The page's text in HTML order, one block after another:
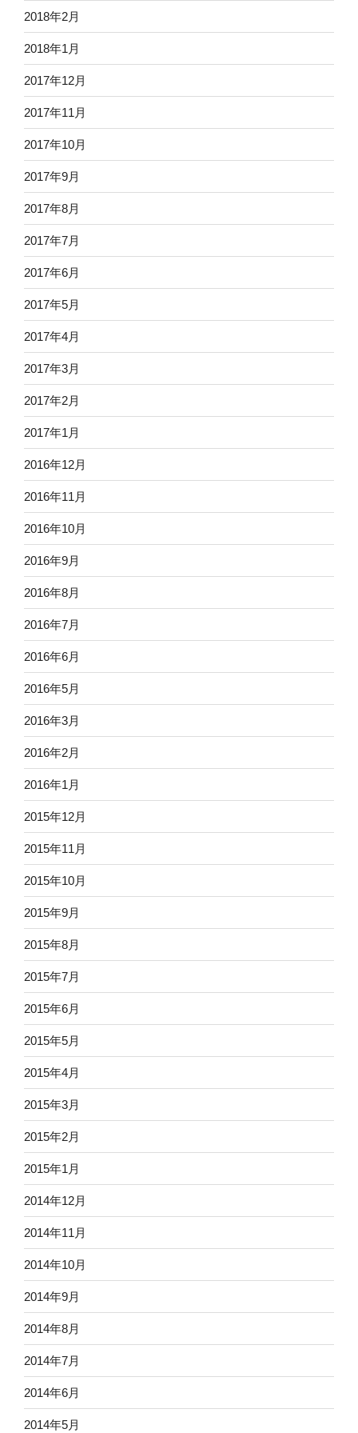
2018年2月
2018年1月
2017年12月
2017年11月
2017年10月
2017年9月
2017年8月
2017年7月
2017年6月
2017年5月
2017年4月
2017年3月
2017年2月
2017年1月
2016年12月
2016年11月
2016年10月
2016年9月
2016年8月
2016年7月
2016年6月
2016年5月
2016年3月
2016年2月
2016年1月
2015年12月
2015年11月
2015年10月
2015年9月
2015年8月
2015年7月
2015年6月
2015年5月
2015年4月
2015年3月
2015年2月
2015年1月
2014年12月
2014年11月
2014年10月
2014年9月
2014年8月
2014年7月
2014年6月
2014年5月